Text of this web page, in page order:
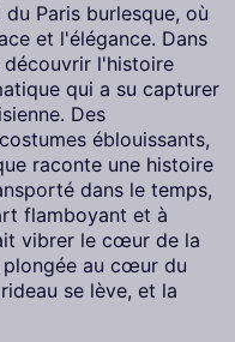
Paris burlesque, où
et l'élégance. Dans
l'histoire
qui a su capturer
Des
éblouissants,
raconte une histoire
dans le temps,
flamboyant et à
vibrer le cœur de la
au cœur du
se lève, et la